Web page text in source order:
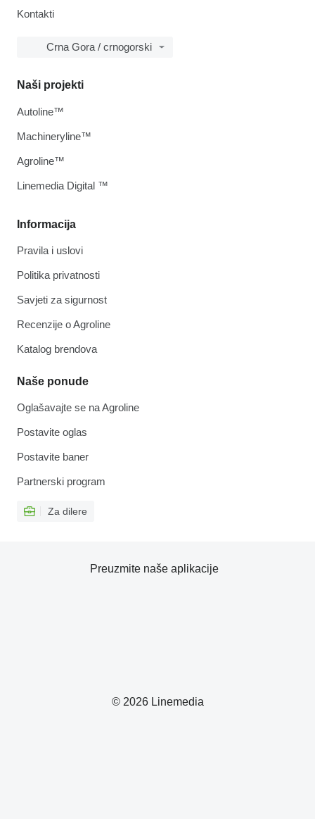
Kontakti
Crna Gora / crnogorski
Informacija
Pravila i uslovi
Politika privatnosti
Savjeti za sigurnost
Recenzije o Agroline
Katalog brendova
Naše ponude
Oglašavajte se na Agroline
Postavite oglas
Postavite baner
Partnerski program
Za dilere
Naši projekti
Autoline™
Machineryline™
Agroline™
Linemedia Digital ™
© 2026 Linemedia
Preuzmite naše aplikacije